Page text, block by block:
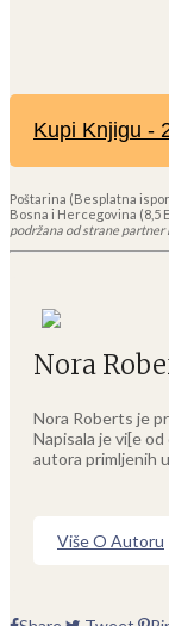
Kupi Knjigu -
Poštarina (Besplatna
Bosna i Hercegovina (8,5
podržana od strane
Nora
Nora Roberts je
Napisala je vi[e
autora primljenih
Više O Autoru